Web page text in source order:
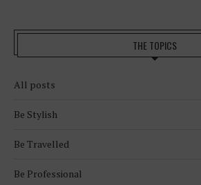
THE TOPICS
All posts
Be Stylish
Be Travelled
Be Professional